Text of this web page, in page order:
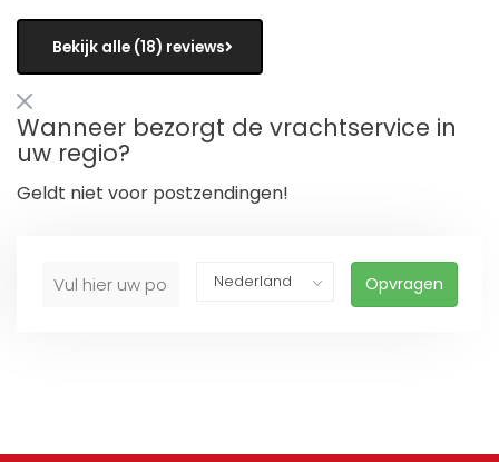
Bekijk alle (18) reviews
Wanneer bezorgt de vrachtservice in
uw regio?
Geldt niet voor postzendingen!
Opvragen